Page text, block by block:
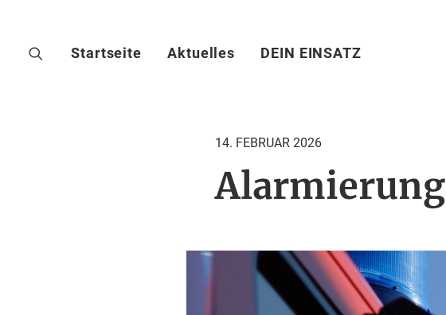
Startseite Aktuelles DEIN EINSATZ
14. FEBRUAR 2026